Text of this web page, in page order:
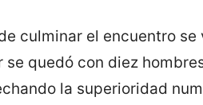
culminar el encuentro se
se quedó con diez
la superioridad